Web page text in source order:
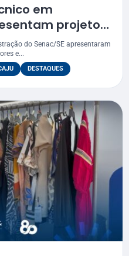
em
projetos
no mercado
do Senac/SE apresentaram
e...
DESTAQUES